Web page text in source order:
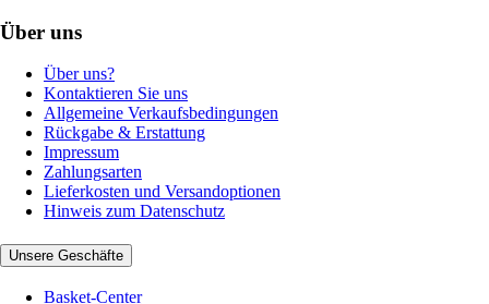
Über uns
Über uns?
Kontaktieren Sie uns
Allgemeine Verkaufsbedingungen
Rückgabe & Erstattung
Impressum
Zahlungsarten
Lieferkosten und Versandoptionen
Hinweis zum Datenschutz
Unsere Geschäfte
Basket-Center